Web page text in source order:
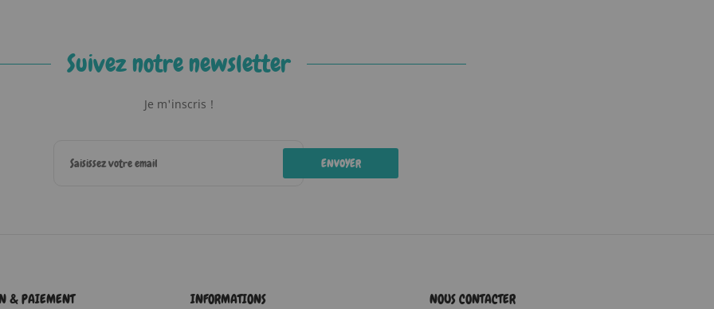
Suivez notre newsletter
Je m'inscris !
ENVOYER
& PAIEMENT INFORMATIONS NOUS CONTACTER